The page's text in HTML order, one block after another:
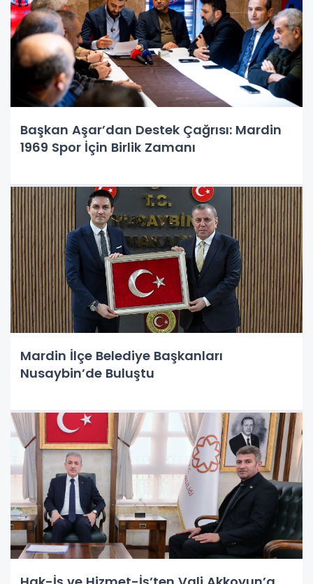
Başkan Aşar’dan Destek Çağrısı: Mardin
1969 Spor İçin Birlik Zamanı
Mardin İlçe Belediye Başkanları
Nusaybin’de Buluştu